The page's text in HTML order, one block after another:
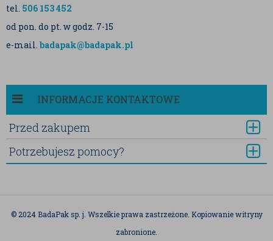
tel. 506 153 452
od pon. do pt. w godz. 7-15
e-mail. badapak@badapak.pl
INFORMACJE KONTAKTOWE
Przed zakupem
Potrzebujesz pomocy?
© 2024 BadaPak sp. j. Wszelkie prawa zastrzeżone. Kopiowanie witryny
zabronione.